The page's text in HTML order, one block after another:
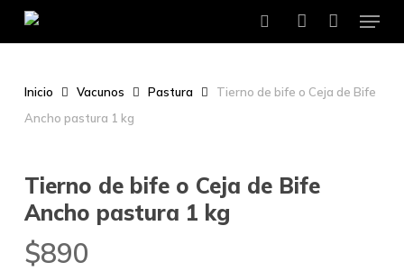
searchaccount
Menu
Inicio Vacunos Pastura
Tierno de bife o Ceja de Bife
Ancho pastura 1 kg
Tierno de bife o Ceja de Bife
Ancho pastura 1 kg
$890